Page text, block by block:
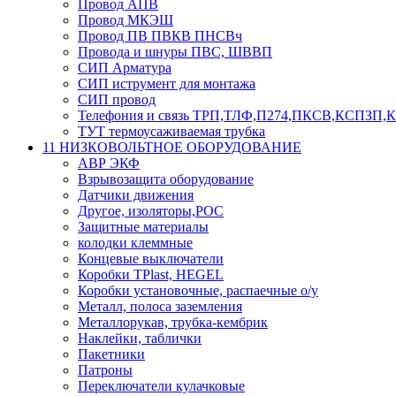
Провод АПВ
Провод МКЭШ
Провод ПВ ПВКВ ПНСВч
Провода и шнуры ПВС, ШВВП
СИП Арматура
СИП иструмент для монтажа
СИП провод
Телефония и связь
ТУТ термоусаживаемая трубка
11 НИЗКОВОЛЬТНОЕ ОБОРУДОВАНИЕ
АВР ЭКФ
Взрывозащита оборудование
Датчики движения
Другое, изоляторы,РОС
Защитные материалы
колодки клеммные
Концевые выключатели
Коробки TPlast, HEGEL
Коробки установочные, распаечные о/у
Металл, полоса заземления
Металлорукав, трубка-кембрик
Наклейки, таблички
Пакетники
Патроны
Переключатели кулачковые